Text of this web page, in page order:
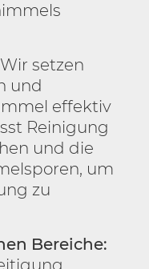
Wir setzen
und
effektiv
Reinigung
und die
um
zu
Bereiche: